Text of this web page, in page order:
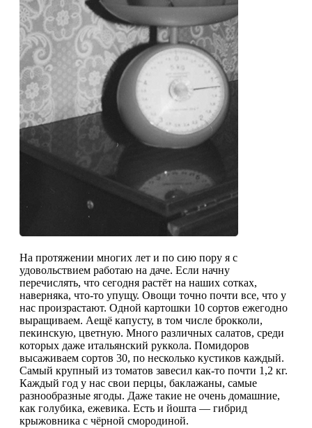
На протяжении многих лет и по сию пору я с
удовольствием работаю на даче. Если начну
перечислять, что сегодня растёт на наших сотках,
наверняка, что-то упущу. Овощи точно почти все, что у
нас произрастают. Одной картошки 10 сортов ежегодно
выращиваем. Аещё капусту, в том числе брокколи,
пекинскую, цветную. Много различных салатов, среди
которых даже итальянский руккола. Помидоров
высаживаем сортов 30, по несколько кустиков каждый.
Самый крупный из томатов завесил как-то почти 1,2 кг.
Каждый год у нас свои перцы, баклажаны, самые
разнообразные ягоды. Даже такие не очень домашние,
как голубика, ежевика. Есть и йошта — гибрид
крыжовника с чёрной смородиной.